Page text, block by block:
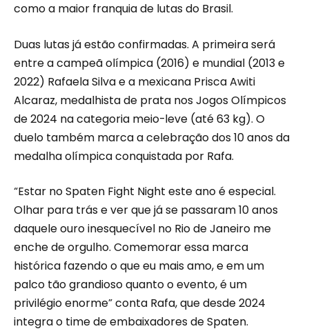
como a maior franquia de lutas do Brasil.
Duas lutas já estão confirmadas. A primeira será
entre a campeã olímpica (2016) e mundial (2013 e
2022) Rafaela Silva e a mexicana Prisca Awiti
Alcaraz, medalhista de prata nos Jogos Olímpicos
de 2024 na categoria meio-leve (até 63 kg). O
duelo também marca a celebração dos 10 anos da
medalha olímpica conquistada por Rafa.
“Estar no Spaten Fight Night este ano é especial.
Olhar para trás e ver que já se passaram 10 anos
daquele ouro inesquecível no Rio de Janeiro me
enche de orgulho. Comemorar essa marca
histórica fazendo o que eu mais amo, e em um
palco tão grandioso quanto o evento, é um
privilégio enorme” conta Rafa, que desde 2024
integra o time de embaixadores de Spaten.